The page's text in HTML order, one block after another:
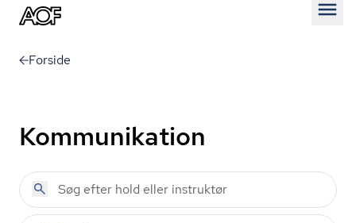
Forside
Kommunikation